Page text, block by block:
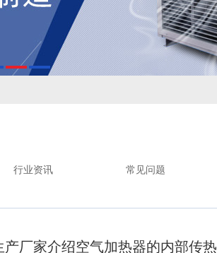
行业资讯 常见问题
厂家介绍空气加热器的内部传热